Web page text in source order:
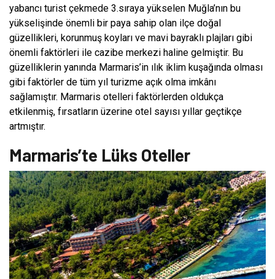
yabancı turist çekmede 3.sıraya yükselen Muğla’nın bu
yükselişinde önemli bir paya sahip olan ilçe doğal
güzellikleri, korunmuş koyları ve mavi bayraklı plajları gibi
önemli faktörleri ile cazibe merkezi haline gelmiştir. Bu
güzelliklerin yanında Marmaris’in ılık iklim kuşağında olması
gibi faktörler de tüm yıl turizme açık olma imkânı
sağlamıştır. Marmaris otelleri faktörlerden oldukça
etkilenmiş, fırsatların üzerine otel sayısı yıllar geçtikçe
artmıştır.
Marmaris’te Lüks Oteller